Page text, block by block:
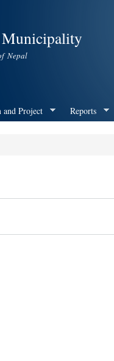
Nepal
and Project Reports